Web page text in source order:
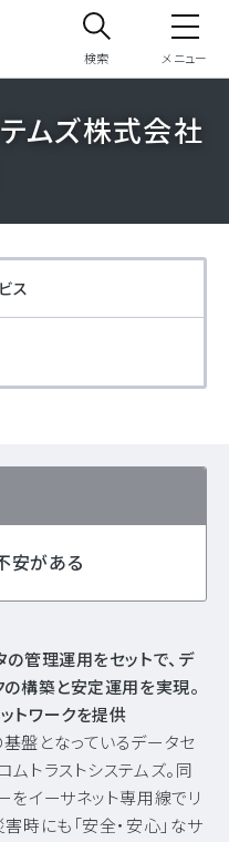
検索
索
ドを入力してください。
メニュー
ムズ株式会社
ス
安がある
管理運用をセットで、デ
の構築と安定運用を実現。
トワークを提供
盤となっているデータセ
トラストシステムズ。同
をイーサネット専用線でリ
時にも「安全・安心」なサ